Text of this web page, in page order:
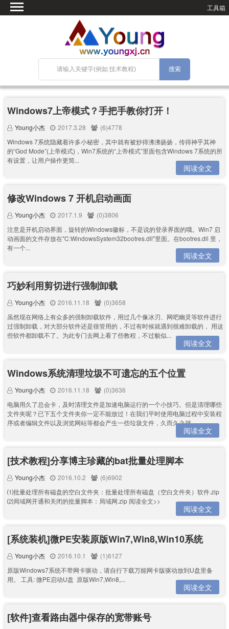
工具箱
网站搭建
关于Blog
宝塔面板
Windows7上帝模式？手把手教你打开！
Young小杰 2017.3.28
(6)4778
Windows 7系统隐藏着许多小秘密，其中就有被炒得沸沸扬扬，传得神乎其神
的“God Mode”(上帝模式)，Win7系统的“上帝模式”里面包含Windows 7系统的所
有设置，让用户操作更简...
阅读全文
修改Windows 7 开机启动画面
Young小杰 2017.1.9
(0)3806
注意是开机启动界面，旋转的Windows徽标，不是说的登录界面的哦。Win7 启
动画面的文件存放在"C:WindowsSystem32bootres.dll"里面。在bootres.dll 里，
有一个...
阅读全文
巧妙利用剪切进行强制卸载
Young小杰 2016.11.18
(0)3658
虽然现在网络上有众多的强制卸载软件，用过几个像冰刃、网吧幽灵等软件进行
过强制卸载，对大部分软件还是很管用的，不过有时候就遇到很难卸载的， 用这
些软件都卸载不了。为此专门去网上看了些教程，不过貌似...
阅读全文
Windows系统清理垃圾不可遗忘的五个位置
Young小杰 2016.11.18
(0)3636
电脑用久了总会卡，及时清理文件是加速电脑运行的一个小技巧。但是清理哪些
文件夹呢？已下五个文件夹你一定不能放过！在我们平时使用电脑过程中安装程
序或者编辑文件以及浏览网站等都会产生一些垃圾文件，久而久之就...
阅读全文
[技术教程]分享博主珍藏的bat批量处理脚本
Young小杰 2016.10.2
(6)6902
⑴批量处理所有磁盘的空白文件夹：批量处理所有磁盘（空白文件夹）软件.zip
⑵局域网开通和关闭的批量脚本：局域网.zip 阅读全文>>
阅读全文
[系统装机]微PE安装原版Win7,Win8,Win10系统
Young小杰 2016.10.1
(1)6127
原版Windows7系统不带网卡驱动，请自行下载万能网卡版驱动放到U盘里备
用。 工具: 微PE启动U盘 原版Win7,Win8,...
阅读全文
[软件]查看路由器中保存的宽带账号